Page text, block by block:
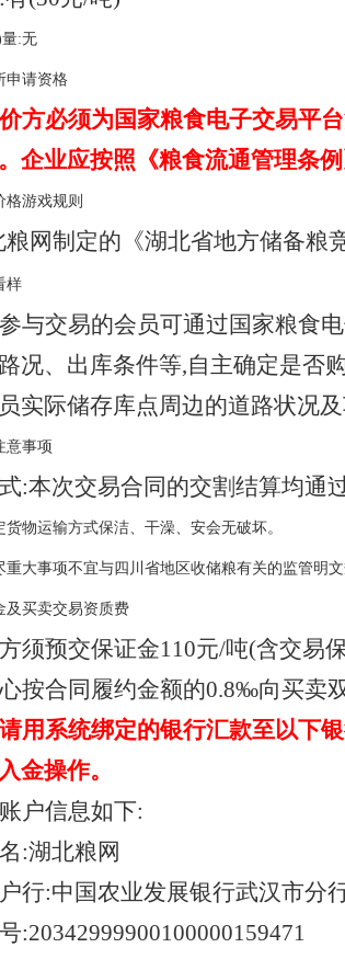
:无
申请资格
方必须为国家粮食电子交易平
企业应按照《粮食流通管理条
格游戏规则
粮网制定的《湖北省地方储备粮
样
与交易的会员可通过国家粮食
况、出库条件等,自主确定是否
实际储存库点周边的道路状况及
意事项
:本次交易合同的交割结算均通
货物运输方式保洁、干澡、安会无破坏。
重大事项不宜与四川省地区收储粮有关的监管明文
及买卖交易资质费
须预交保证金110元/吨(含交易
按合同履约金额的0.8‰向买卖
用系统绑定的银行汇款至以下
金操作。
户信息如下:
:湖北粮网
行:中国农业发展银行武汉市分
:20342999900100000159471